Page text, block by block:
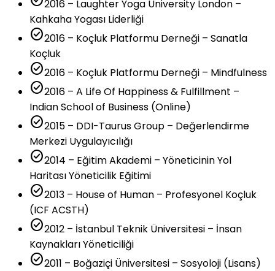
2016 – Laughter Yoga University London –
Kahkaha Yogası Liderliği
check_circle2016 – Koçluk Platformu Derneği – Sanatla
Koçluk
check_circle2016 – Koçluk Platformu Derneği – Mindfulness
check_circle2016 – A Life Of Happiness & Fulfillment –
Indian School of Business (Online)
check_circle2015 – DDI-Taurus Group – Değerlendirme
Merkezi Uygulayıcılığı
check_circle2014 – Eğitim Akademi – Yöneticinin Yol
Haritası Yöneticilik Eğitimi
check_circle2013 – House of Human – Profesyonel Koçluk
(ICF ACSTH)
check_circle2012 – İstanbul Teknik Üniversitesi – İnsan
Kaynakları Yöneticiliği
check_circle2011 – Boğaziçi Üniversitesi – Sosyoloji (Lisans)